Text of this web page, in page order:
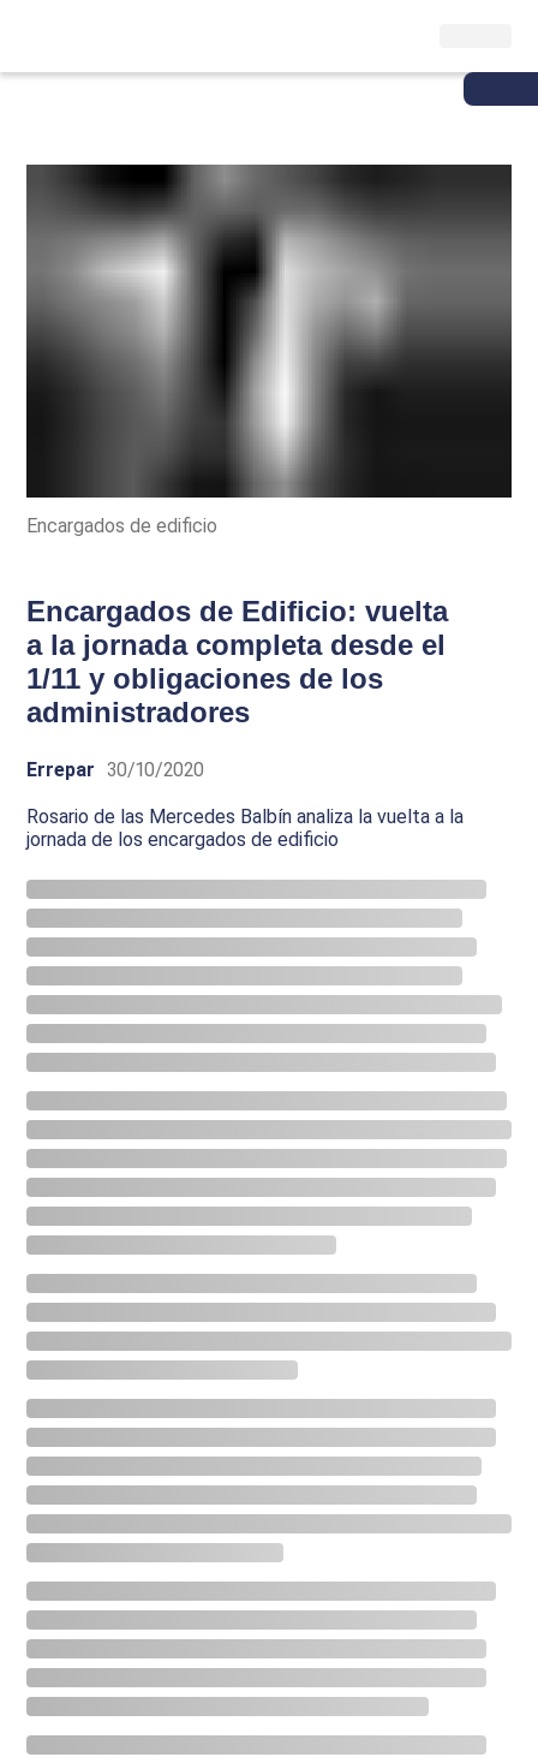
Encargados de edificio
Encargados de Edificio: vuelta
a la jornada completa desde el
1/11 y obligaciones de los
administradores
Errepar 30/10/2020
Rosario de las Mercedes Balbín analiza la vuelta a la
jornada de los encargados de edificio